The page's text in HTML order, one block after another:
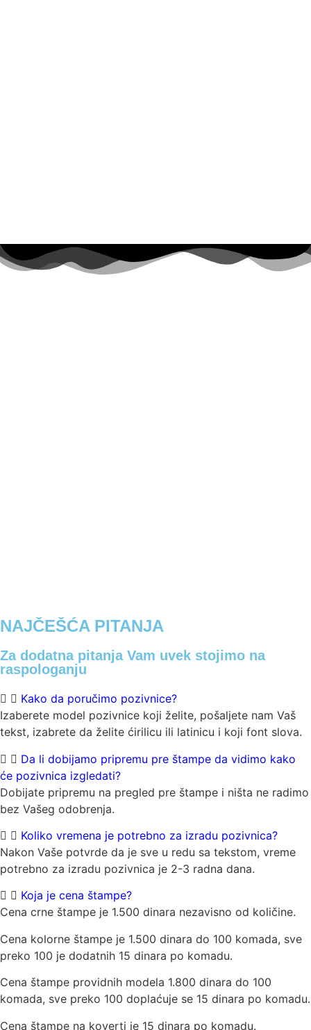
NAJČEŠĆA PITANJA
Za dodatna pitanja Vam uvek stojimo na
raspologanju
Kako da poručimo pozivnice?
Izaberete model pozivnice koji želite, pošaljete nam Vaš
tekst, izabrete da želite ćirilicu ili latinicu i koji font slova.
Da li dobijamo pripremu pre štampe da vidimo kako
će pozivnica izgledati?
Dobijate pripremu na pregled pre štampe i ništa ne radimo
bez Vašeg odobrenja.
Koliko vremena je potrebno za izradu pozivnica?
Nakon Vaše potvrde da je sve u redu sa tekstom, vreme
potrebno za izradu pozivnica je 2-3 radna dana.
Koja je cena štampe?
Cena crne štampe je 1.500 dinara nezavisno od količine.
Cena kolorne štampe je 1.500 dinara do 100 komada, sve
preko 100 je dodatnih 15 dinara po komadu.
Cena štampe providnih modela 1.800 dinara do 100
komada, sve preko 100 doplaćuje se 15 dinara po komadu.
Cena štampe na koverti je 15 dinara po komadu.